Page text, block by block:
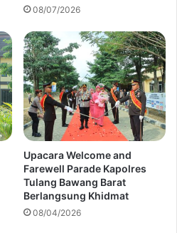
08/07/2026
Upacara Welcome and
Farewell Parade Kapolres
Tulang Bawang Barat
Berlangsung Khidmat
08/04/2026